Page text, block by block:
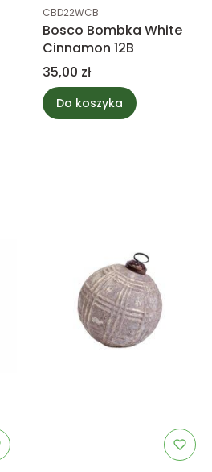
Kod produktu
CBD22WCB
Bosco Bombka White
Cinnamon 12B
Cena
35,00 zł
Do koszyka